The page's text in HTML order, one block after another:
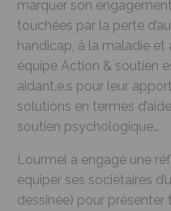
marquer son
touchées par la perte
handicap, à la maladie et
équipe Action & soutien
aidant.e.s pour leur
solutions en termes
soutien psychologique…
Lourmel a engagé une
équiper ses sociétaires
dessinée) pour présenter